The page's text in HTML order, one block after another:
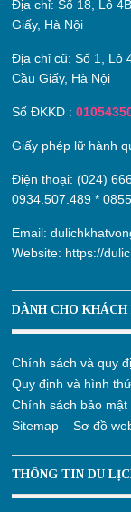
Địa chỉ:Số 18, Lô
Giấy, Hà Nội
Địa chỉ cũ:Số 1, Lô
Cầu Giấy, Hà Nội
Số ĐKKD :
Giấy phép lữ hành
Điện thoại: (024)
0934.507.489 *
Email:
Website: https://
DÀNH CHO KHÁCH
Chính sách và quy
Quy định và hình
Chính sách bảo mật
Sitemap – Sơ đồ
THÔNG TIN DU